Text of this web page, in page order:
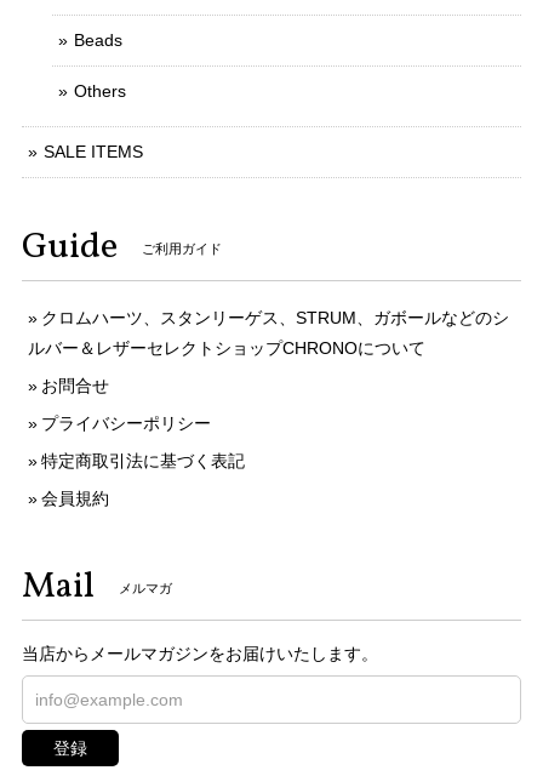
Beads
Others
SALE ITEMS
Guide ご利用ガイド
クロムハーツ、スタンリーゲス、STRUM、ガボールなどのシ
ルバー＆レザーセレクトショップCHRONOについて
お問合せ
プライバシーポリシー
特定商取引法に基づく表記
会員規約
Mail メルマガ
当店からメールマガジンをお届けいたします。
登録